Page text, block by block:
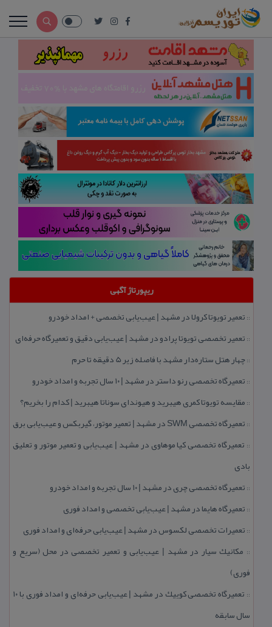
ریپورتاژ آگهی
:: تعمیر تویوتا كرولا در مشهد | عیب‌یابی تخصصی + امداد خودرو
:: تعمیر تخصصی تویوتا پرادو در مشهد | عیب‌یابی دقیق و تعمیرگاه حرفه‌ای
::چهار هتل‌ ستاره‌دار مشهد با فاصله زیر 5 دقیقه تا حرم
:: تعمیرگاه تخصصی رنو داستر در مشهد | ۱۰ سال تجربه و امداد خودرو
:: مقایسه تویوتا كمری هیبرید و هیوندای سوناتا هیبرید | كدام را بخریم؟
:: تعمیرگاه تخصصی SWM در مشهد | تعمیر موتور، گیربكس و عیب‌یابی برق
:: تعمیرگاه تخصصی كیا موهاوی در مشهد | عیب‌یابی و تعمیر موتور و تعلیق
بادی
:: تعمیرگاه تخصصی چری در مشهد | ۱۰ سال تجربه و امداد خودرو
:: تعمیرگاه هایما در مشهد | عیب‌یابی تخصصی و امداد فوری
:: تعمیرات تخصصی لكسوس در مشهد | عیب‌یابی حرفه‌ای و امداد فوری
:: مكانیك سیار در مشهد | عیب‌یابی و تعمیر تخصصی در محل (سریع و
فوری)
::
تعمیرگاه تخصصی كوییك در مشهد | عیب‌یابی حرفه‌ای و امداد فوری با ۱۰
سال سابقه